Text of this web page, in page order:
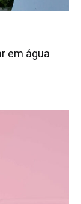
em água